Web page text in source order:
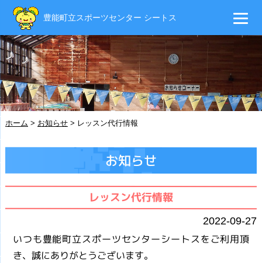
ホーム > お知らせ> レッスン代行情報
お知らせ
レッスン代行情報
2022-09-27
いつも豊能町立スポーツセンターシートスをご利用頂
き、誠にありがとうございます。
豊能町立スポーツセンター シートス